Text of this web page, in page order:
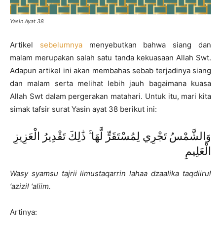
Yasin Ayat 38
Artikel sebelumnyamenyebutkan bahwa siang dan
malam merupakan salah satu tanda kekuasaan Allah Swt.
Adapun artikel ini akan membahas sebab terjadinya siang
dan malam serta melihat lebih jauh bagaimana kuasa
Allah Swt dalam pergerakan matahari. Untuk itu, mari kita
simak tafsir surat Yasin ayat 38 berikut ini:
وَالشَّمْسُ تَجْرِي لِمُسْتَقَرٍّ لَّهَا ۚ ذَٰلِكَ تَقْدِيرُ الْعَزِيزِ
الْعَلِيمِ
Wasy syamsu tajrii limustaqarrin lahaa dzaalika taqdiirul
‘azizil ‘aliim.
Artinya: